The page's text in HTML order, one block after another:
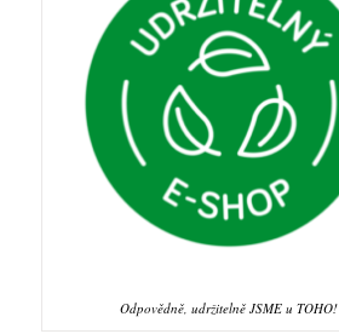
Odpovědně, udržitelně JSME u TOHO!